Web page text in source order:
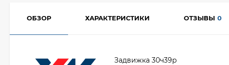
ОБЗОР ХАРАКТЕРИСТИКИ ОТЗЫВЫ 0
Задвижка 30ч39р